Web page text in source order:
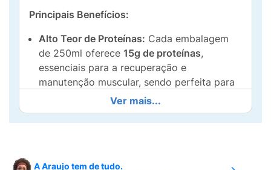
Principais Benefícios:
Alto Teor de Proteínas: Cada embalagem
de 250ml oferece 15g de proteínas,
essenciais para a recuperação e
manutenção muscular, sendo perfeita para
o pré ou pós-treino, ou como um lanche
nutritivo.
permitindo que você desfrute de um sabor
Ver mais...
A Araujo tem de tudo.